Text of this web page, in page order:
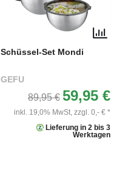
Schüssel-Set Mondi
GEFU
89,95 € 59,95 €
inkl. 19,0% MwSt, zzgl. 0,- € *
Lieferung in 2 bis 3
Werktagen